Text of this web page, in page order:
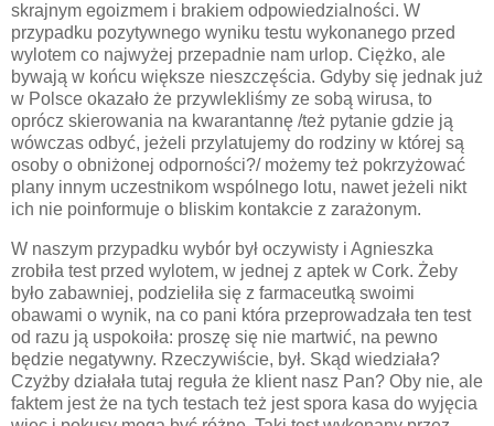
skrajnym egoizmem i brakiem odpowiedzialności. W
przypadku pozytywnego wyniku testu wykonanego przed
wylotem co najwyżej przepadnie nam urlop. Ciężko, ale
bywają w końcu większe nieszczęścia. Gdyby się jednak już
w Polsce okazało że przywlekliśmy ze sobą wirusa, to
oprócz skierowania na kwarantannę /też pytanie gdzie ją
wówczas odbyć, jeżeli przylatujemy do rodziny w której są
osoby o obniżonej odporności?/ możemy też pokrzyżować
plany innym uczestnikom wspólnego lotu, nawet jeżeli nikt
ich nie poinformuje o bliskim kontakcie z zarażonym.
W naszym przypadku wybór był oczywisty i Agnieszka
zrobiła test przed wylotem, w jednej z aptek w Cork. Żeby
było zabawniej, podzieliła się z farmaceutką swoimi
obawami o wynik, na co pani która przeprowadzała ten test
od razu ją uspokoiła: proszę się nie martwić, na pewno
będzie negatywny. Rzeczywiście, był. Skąd wiedziała?
Czyżby działała tutaj reguła że klient nasz Pan? Oby nie, ale
faktem jest że na tych testach też jest spora kasa do wyjęcia